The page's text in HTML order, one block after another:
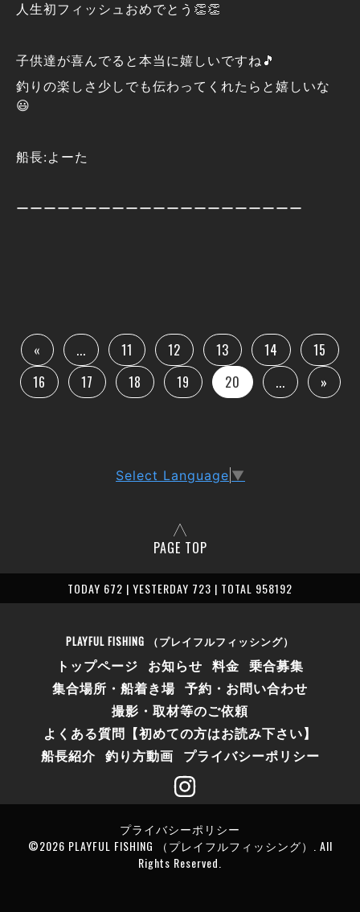
人生初フィッシュおめでとう👏👏
子供達が喜んでると本当に嬉しいですね🎵
釣りの楽しさ少しでも伝わってくれたらと嬉しいな
😃
船長:よーた
ーーーーーーーーーーーーーーーーーーーーー
« ... 11 12 13 14
15
16
17 18 19 20 ... »
Select Language ▼
PAGE TOP
TODAY 672 | YESTERDAY 723 | TOTAL 958192
PLAYFUL FISHING （プレイフルフィッシング）
トップページ お知らせ 料金 乗合募集
集合場所・船着き場 予約・お問い合わせ
撮影・取材等のご依頼
よくある質問【初めての方はお読み下さい】
船長紹介 釣り方動画 プライバシーポリシー
プライバシーポリシー
©2026 PLAYFUL FISHING （プレイフルフィッシング）
. All
Rights Reserved.